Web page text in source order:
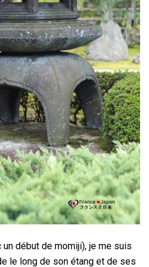
début de momiji), je me suis
le long de son étang et de ses